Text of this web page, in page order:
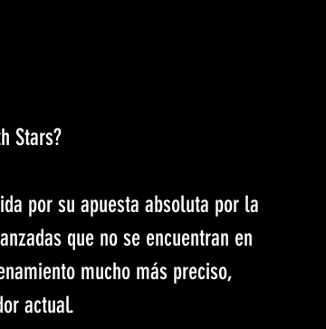
Stars?
por su apuesta absoluta por la
que no se encuentran en
mucho más preciso,
actual.